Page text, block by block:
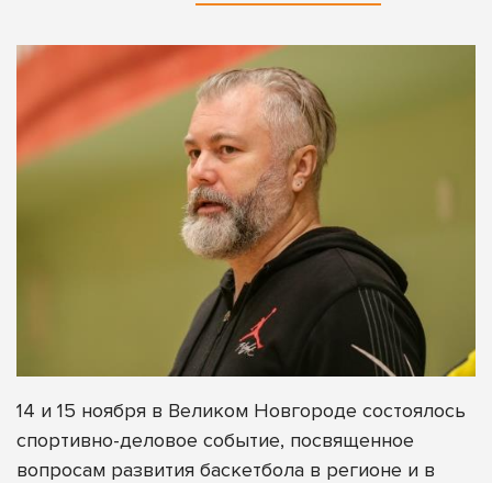
14 и 15 ноября в Великом Новгороде состоялось
спортивно-деловое событие, посвященное
вопросам развития баскетбола в регионе и в